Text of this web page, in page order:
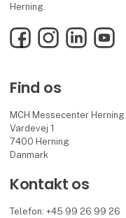
Herning.
FacebookInstagramLinkedInYouTube
Find os
MCH Messecenter Herning
Vardevej 1
7400 Herning
Danmark
Kontakt os
Telefon: +45 99 26 99 26